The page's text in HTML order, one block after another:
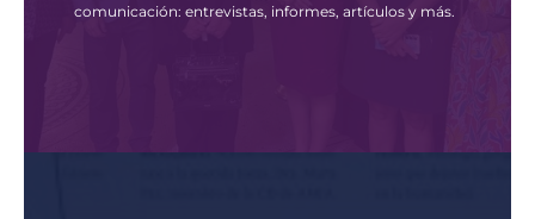
comunicación: entrevistas, informes, artículos y más.